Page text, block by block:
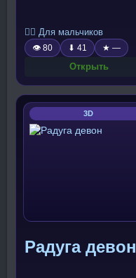
🧍‍♂️ Для мальчиков
👁 80 ⬇ 41 ★ —
Открыть
3D
Радуга девон